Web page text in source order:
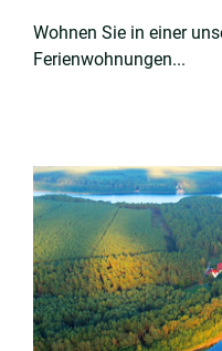
Wohnen Sie in einer
Ferienwohnungen...